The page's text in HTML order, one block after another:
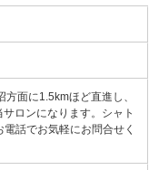
面に1.5kmほど直進し、
ロンになります。シャト
話でお気軽にお問合せく